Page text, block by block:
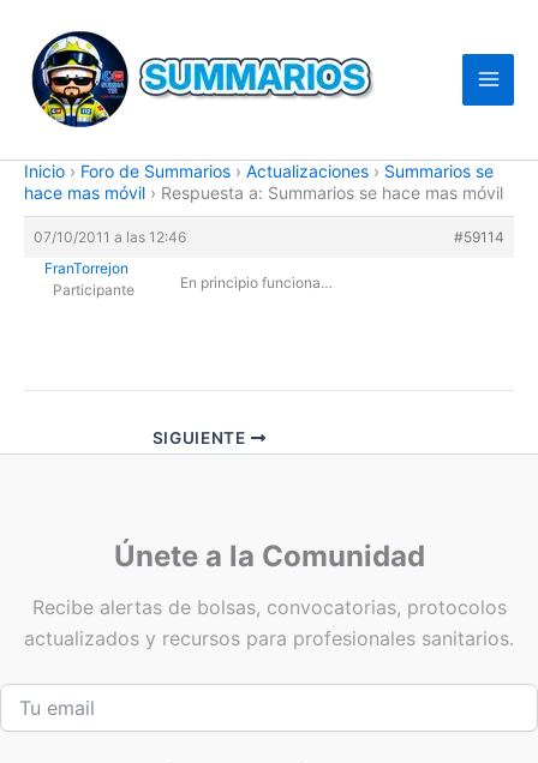
contenido
Inicio › Foro de Summarios › Actualizaciones › Summarios se
hace mas móvil › Respuesta a: Summarios se hace mas móvil
07/10/2011 a las 12:46
#59114
FranTorrejon
Participante
En principio funciona…
SIGUIENTE
Únete a la Comunidad
Recibe alertas de bolsas, convocatorias, protocolos
actualizados y recursos para profesionales sanitarios.